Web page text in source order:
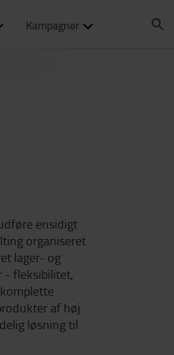
Kampagner
ensidigt
organiseret
lager- og
- fleksibilitet,
af høj
løsning til